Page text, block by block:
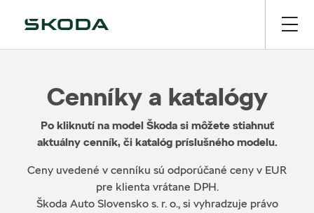
Cenníky a katalógy
Po kliknutí na model Škoda si môžete stiahnuť
aktuálny cenník, či katalóg príslušného modelu.
Ceny uvedené v cenníku sú odporúčané ceny v EUR
pre klienta vrátane DPH.
Škoda Auto Slovensko s. r. o., si vyhradzuje právo